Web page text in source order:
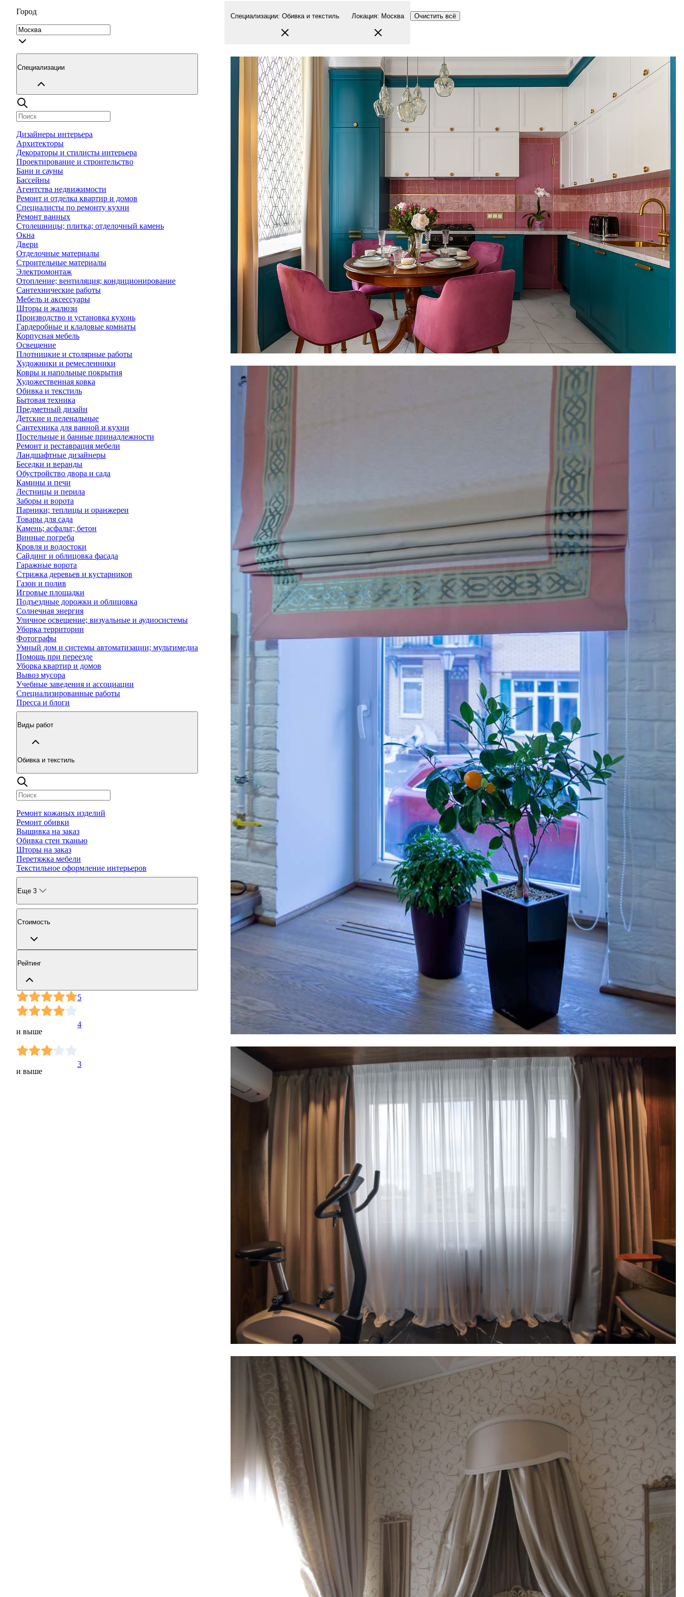
Город
Специализации
Дизайнеры интерьера
Архитекторы
Декораторы и стилисты интерьера
Проектирование и строительство
Бани и сауны
Бассейны
Агентства недвижимости
Ремонт и отделка квартир и домов
Специалисты по ремонту кухни
Ремонт ванных
Столешницы; плитка; отделочный камень
Окна
Двери
Отделочные материалы
Строительные материалы
Электромонтаж
Отопление; вентиляция; кондиционирование
Сантехнические работы
Мебель и аксессуары
Шторы и жалюзи
Производство и установка кухонь
Гардеробные и кладовые комнаты
Корпусная мебель
Освещение
Плотницкие и столярные работы
Художники и ремесленники
Ковры и напольные покрытия
Художественная ковка
Обивка и текстиль
Бытовая техника
Предметный дизайн
Детские и пеленальные
Сантехника для ванной и кухни
Постельные и банные принадлежности
Ремонт и реставрация мебели
Ландшафтные дизайнеры
Беседки и веранды
Обустройство двора и сада
Камины и печи
Лестницы и перила
Заборы и ворота
Парники; теплицы и оранжереи
Товары для сада
Камень; асфальт; бетон
Винные погреба
Кровля и водостоки
Сайдинг и облицовка фасада
Гаражные ворота
Стрижка деревьев и кустарников
Газон и полив
Игровые площадки
Подъездные дорожки и облицовка
Солнечная энергия
Уличное освещение; визуальные и аудиосистемы
Уборка территории
Фотографы
Умный дом и системы автоматизации; мультимедиа
Помощь при переезде
Уборка квартир и домов
Вывоз мусора
Учебные заведения и ассоциации
Специализированные работы
Пресса и блоги
Виды работ
Обивка и текстиль
Ремонт кожаных изделий
Ремонт обивки
Вышивка на заказ
Обивка стен тканью
Шторы на заказ
Перетяжка мебели
Текстильное оформление интерьеров
Еще 3
Стоимость
Рейтинг
5
и выше
4
и выше
3
Специализации: Обивка и текстиль Локация: Москва Очистить всё